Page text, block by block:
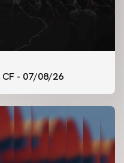
CF - 07/08/26